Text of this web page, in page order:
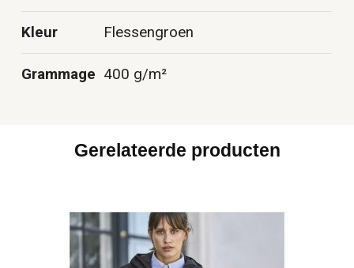
Kleur Flessengroen
Grammage 400 g/m²
Gerelateerde producten